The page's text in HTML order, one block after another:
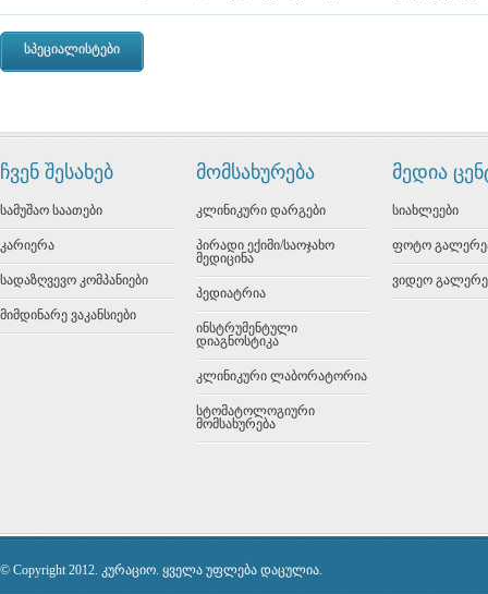
სპეციალისტები
ჩვენ შესახებ
სამუშაო საათები
კარიერა
სადაზღვევო კომპანიები
მიმდინარე ვაკანსიები
მომსახურება
კლინიკური დარგები
პირადი ექიმი/საოჯახო
მედიცინა
პედიატრია
ინსტრუმენტული
დიაგნოსტიკა
კლინიკური ლაბორატორია
სტომატოლოგიური
მომსახურება
მედია
სიახლეები
ფოტო
ვიდეო
© Copyright 2012. კურაციო. ყველა უფლება დაცულია.